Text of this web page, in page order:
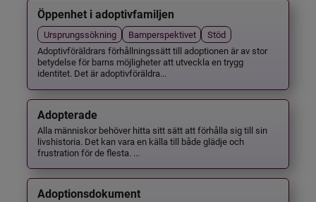
Öppenhet i adoptivfamiljen
Ursprungssökning Barnperspektivet
Stöd
Adoptivföräldrars förhållningssätt till adoptionen är av stor
betydelse för barns möjligheter att utveckla en trygg
identitet. Det är adoptivföräldra...
Adopterade
Alla människor behöver hitta sitt sätt att förhålla sig till sin
livshistoria. Det kan vara en källa till både glädje och
frustration för de flesta. ...
Adoptionsdokument